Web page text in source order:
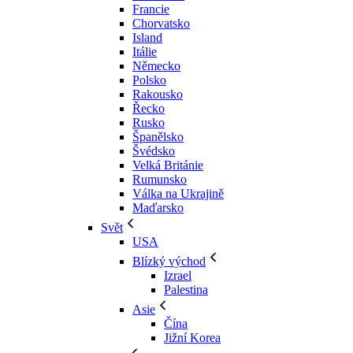
Francie
Chorvatsko
Island
Itálie
Německo
Polsko
Rakousko
Řecko
Rusko
Španělsko
Švédsko
Velká Británie
Rumunsko
Válka na Ukrajině
Maďarsko
Svět
USA
Blízký východ
Izrael
Palestina
Asie
Čína
Jižní Korea